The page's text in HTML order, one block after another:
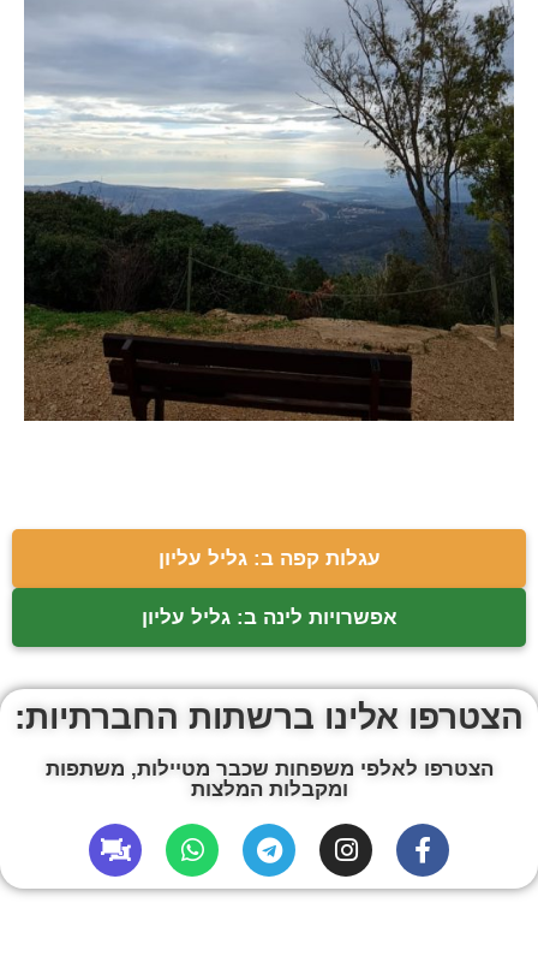
עגלות קפה ב: גליל עליון
אפשרויות לינה ב: גליל עליון
הצטרפו אלינו ברשתות החברתיות:
הצטרפו לאלפי משפחות שכבר מטיילות, משתפות
ומקבלות המלצות